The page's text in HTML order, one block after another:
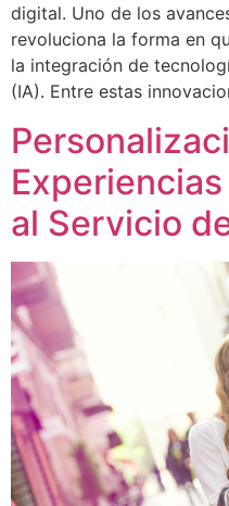
digital. Uno de los
revoluciona la forma en
la integración de
(IA). Entre estas
al Servicio